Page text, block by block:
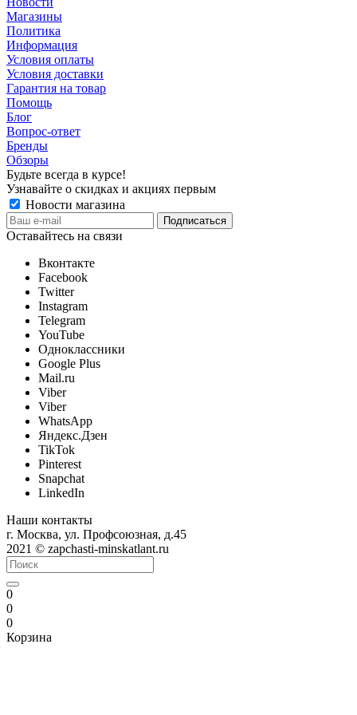
Магазины
Политика
Информация
Условия оплаты
Условия доставки
Гарантия на товар
Помощь
Блог
Вопрос-ответ
Бренды
Обзоры
Будьте всегда в курсе!
Узнавайте о скидках и акциях первым
Новости магазина
Оставайтесь на связи
Вконтакте
Facebook
Twitter
Instagram
Telegram
YouTube
Одноклассники
Google Plus
Mail.ru
Viber
Viber
WhatsApp
Яндекс.Дзен
TikTok
Pinterest
Snapchat
LinkedIn
Наши контакты
г. Москва, ул. Профсоюзная, д.45
2021 © zapchasti-minskatlant.ru
0
0
0
Корзина